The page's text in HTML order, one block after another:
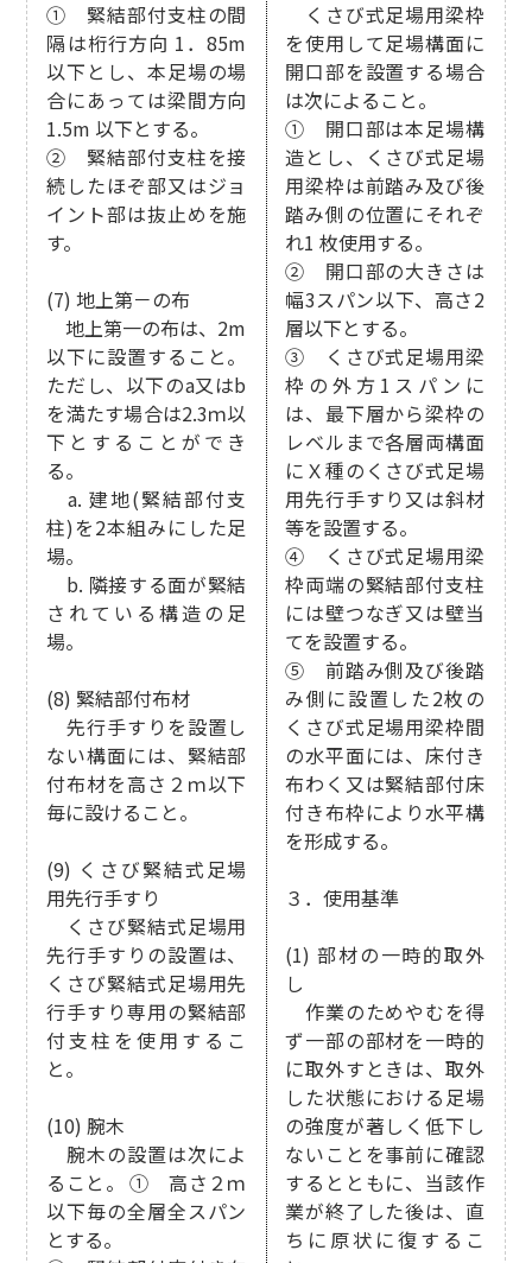
① 緊結部付支柱の間
隔は桁行方向 1．85m
以下とし、本足場の場
合にあっては梁間方向
1.5m 以下とする。
② 緊結部付支柱を接
続したほぞ部又はジョ
イント部は抜止めを施
す。
(7) 地上第－の布
地上第一の布は、2m
以下に設置すること。
ただし、以下のa又はb
を満たす場合は2.3ｍ以
下とすることができ
る。
a. 建地(緊結部付支
柱)を2本組みにした足
場。
b. 隣接する面が緊結
されている構造の足
場。
(8) 緊結部付布材
先行手すりを設置し
ない構面には、緊結部
付布材を高さ２ｍ以下
毎に設けること。
(9) くさび緊結式足場
用先行手すり
くさび緊結式足場用
先行手すりの設置は、
くさび緊結式足場用先
行手すり専用の緊結部
付支柱を使用するこ
と。
(10) 腕木
腕木の設置は次によ
ること。 ① 高さ２ｍ
以下毎の全層全スパン
とする。
くさび式足場用梁枠
を使用して足場構面に
開口部を設置する場合
は次によること。
① 開口部は本足場構
造とし、くさび式足場
用梁枠は前踏み及び後
踏み側の位置にそれぞ
れ1 枚使用する。
② 開口部の大きさは
幅3スパン以下、高さ2
層以下とする。
③ くさび式足場用梁
枠の外方1スパンに
は、最下層から梁枠の
レベルまで各層両構面
にＸ種のくさび式足場
用先行手すり又は斜材
等を設置する。
④ くさび式足場用梁
枠両端の緊結部付支柱
には壁つなぎ又は壁当
てを設置する。
⑤ 前踏み側及び後踏
み側に設置した2枚の
くさび式足場用梁枠間
の水平面には、床付き
布わく又は緊結部付床
付き布枠により水平構
を形成する。
３．使用基準
(1) 部材の一時的取外
し
作業のためやむを得
ず一部の部材を一時的
に取外すときは、取外
した状態における足場
の強度が著しく低下し
ないことを事前に確認
するとともに、当該作
業が終了した後は、直
ちに原状に復するこ